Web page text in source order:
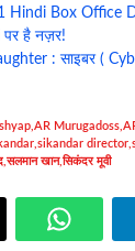
Hindi Box Office
पर है नज़र!
: साइबर (
AR Murugadoss
sikandar director
,सलमान खान,सिकंदर मूवी